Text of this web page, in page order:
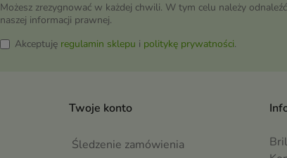
Możesz zrezygnować w każdej chwili. W tym celu należy
naszej informacji prawnej.
Akceptuję regulamin sklepu i politykę prywatności.
Twoje konto
Śledzenie zamówienia